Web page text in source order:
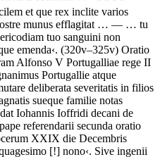
et que rex inclite varios
munus efflagitat … — … tu
tuo sanguini non
emenda‹. (320v–325v) Oratio
Alfonso V Portugalliae rege II
Portugallie atque
deliberata severitatis in filios
sueque familie notas
Iohannis Ioffridi decani de
referendarii secunda oratio
XXIX die Decembris
[!] nono‹. Sive ingenii